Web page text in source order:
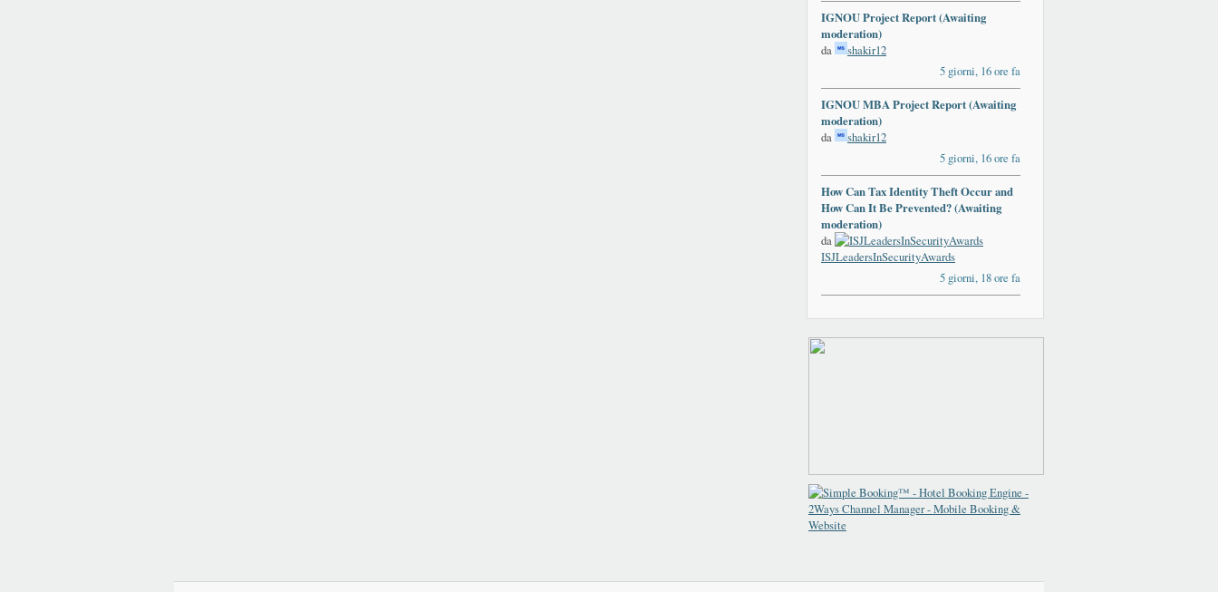
IGNOU Project Report (Awaiting
moderation)
da
shakir12
5 giorni, 16 ore fa
IGNOU MBA Project Report (Awaiting
moderation)
da
shakir12
5 giorni, 16 ore fa
How Can Tax Identity Theft Occur and
How Can It Be Prevented? (Awaiting
moderation)
da
ISJLeadersInSecurityAwards
5 giorni, 18 ore fa